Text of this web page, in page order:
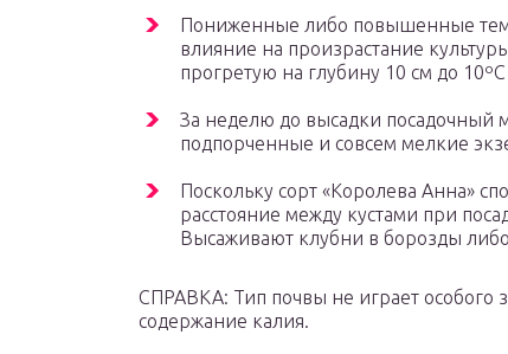
Пониженные либо повышенные
влияние на произрастание
прогретую на глубину 10 см до 10ºС
За неделю до высадки посадочный
подпорченные и совсем мелкие
Поскольку сорт «Королева Анна»
расстояние между кустами при
Высаживают клубни в борозды
СПРАВКА: Тип почвы не играет особого
содержание калия.